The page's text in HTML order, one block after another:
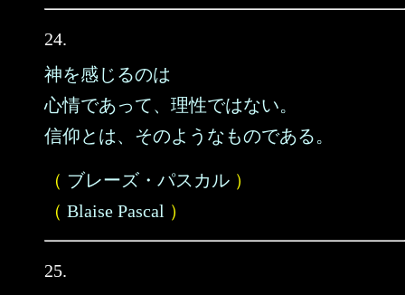
24.
神を感じるのは
心情であって、理性ではない。
信仰とは、そのようなものである。
（ ブレーズ・パスカル ）
（ Blaise Pascal ）
25.